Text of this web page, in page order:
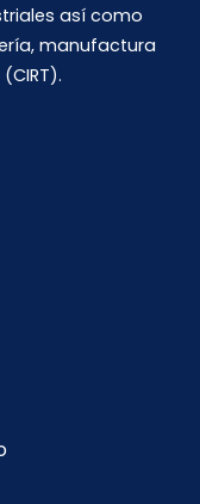
así como
manufactura